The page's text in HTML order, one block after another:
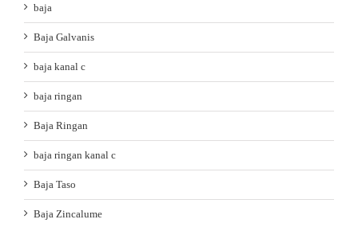
baja
Baja Galvanis
baja kanal c
baja ringan
Baja Ringan
baja ringan kanal c
Baja Taso
Baja Zincalume